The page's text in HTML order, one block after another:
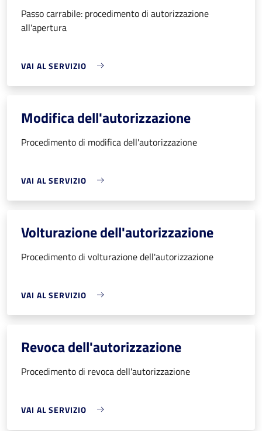
Passo carrabile: procedimento di autorizzazione
all'apertura
VAI AL SERVIZIO
Modifica dell'autorizzazione
Procedimento di modifica dell'autorizzazione
VAI AL SERVIZIO
Volturazione dell'autorizzazione
Procedimento di volturazione dell'autorizzazione
VAI AL SERVIZIO
Revoca dell'autorizzazione
Procedimento di revoca dell'autorizzazione
VAI AL SERVIZIO